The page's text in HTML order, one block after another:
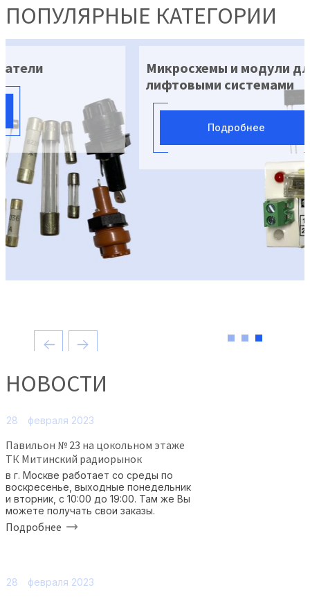
ПОПУЛЯРНЫЕ КАТЕГОРИИ
Микросхемы и модули для управления
лифтовыми системами
Подробнее
НОВОСТИ
28 февраля 2023
Павильон № 23 на цокольном этаже
ТК Митинский радиорынок
в г. Москве работает со среды по
воскресенье, выходные понедельник
и вторник, с 10:00 до 19:00. Там же Вы
можете получать свои заказы.
Подробнее
28 февраля 2023